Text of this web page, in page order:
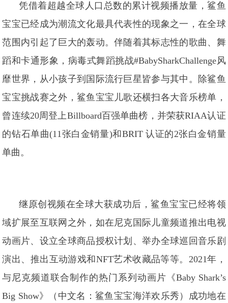
凭借着超越全球人口总数的累计视频播放量，鲨鱼
宝宝已经成为潮流文化最具代表性的现象之一，在全球
范围内引起了巨大的轰动。伴随着其标志性的歌曲、舞
蹈和卡通形象，病毒式舞蹈挑战#BabySharkChallenge风
靡世界，从小孩子到国际流行巨星皆参与其中。除鲨鱼
宝宝挑战赛之外，鲨鱼宝宝儿歌还横扫各大音乐榜单，
曾连续20周登上Billboard百强单曲榜，并荣获RIAA认证
的钻石单曲(11张白金销量)和BRIT 认证的2张白金销量
单曲。
继原创视频在全球大获成功后，鲨鱼宝宝已经将领
域扩展至互联网之外，如在尼克国际儿童频道推出电视
动画片、设立全球商品授权计划、举办全球巡回音乐剧
演出、推出互动游戏和NFT艺术收藏品等等。2021年，
与尼克频道联合制作的热门系列动画片《Baby Shark’s
Big Show》（中文名：鲨鱼宝宝海洋欢乐秀）成功地在